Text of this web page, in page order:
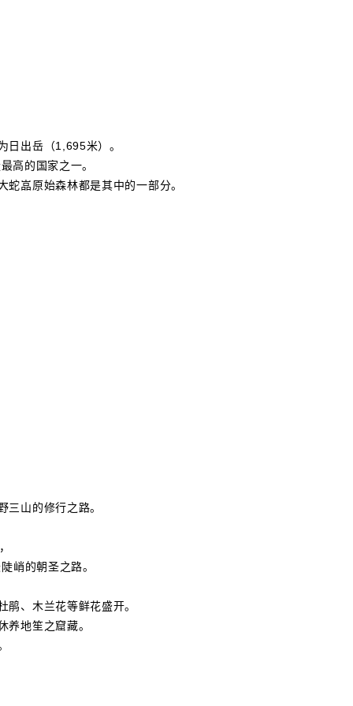
日出岳（1,695米）。
高的国家之一。
嵓原始森林都是其中的一部分。
三山的修行之路。
峭的朝圣之路。
、木兰花等鲜花盛开。
养地笙之窟藏。